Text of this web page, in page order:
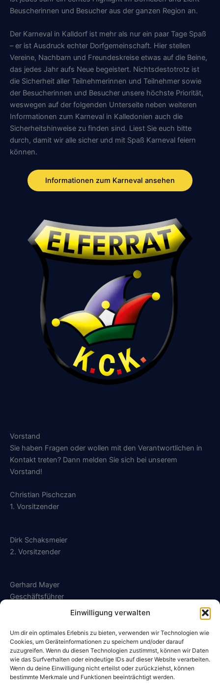
Einwilligung verwalten
Um dir ein optimales Erlebnis zu bieten, verwenden wir Technologien wie
Cookies, um Geräteinformationen zu speichern und/oder darauf
zuzugreifen. Wenn du diesen Technologien zustimmst, können wir Daten
wie das Surfverhalten oder eindeutige IDs auf dieser Website verarbeiten.
Wenn du deine Einwilligung nicht erteilst oder zurückziehst, können
bestimmte Merkmale und Funktionen beeinträchtigt werden.
Beuscherinnen und Besucher aus der ganzen Region an.
Der Karneval in Kalldorf ist mehr als nur ein paar Tage Spaß
– er ist Ausdruck echter Dorfgemeinschaft. Hier stellen
Vereine, Nachbarn und Freundeskreise etwas auf die Beine,
das jedes Jahr aufs Neue begeistert. Nichtsdestotrotz ist
die Sicherheit aller Teilnehmerinnen und Teilnehmer sowie
der Besucherinnen und Besucher unsere höchste Priorität,
weswegen auf der folgenden Unterseite neben weiteren
Informationen zum Karneval in Kalledonien auch die
Sicherheitshinweise zu finden sind. Liest Sie euch bitte
durch, damit wir alle sicher und mit Spaß Karneval feiern
können.
Informationen zum Karneval ansehen
Vorstand
Sie haben Fragen oder wollen mit den Verantwortlichen in
Kontakt treten? Dann melden Sie sich bei unserem
Vorstand!
Christian Pischczan
1. Vorsitzender
Dirk Schaksmeier
2. Vorsitzender
Gerhard Mayer
Geschäftsführer
geschaeftsfuehrung@sg-kalldorf.de
Datenschutzerklärung